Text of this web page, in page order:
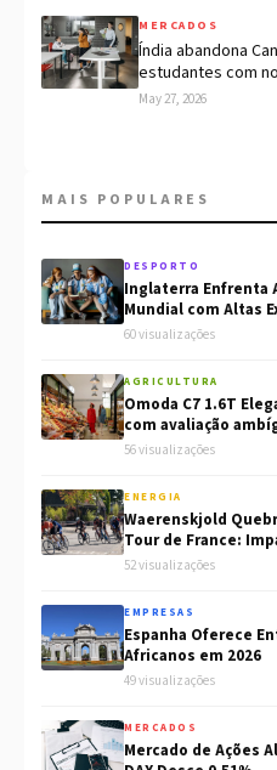
MERCADOS
Índia abandona
estudantes com
May 27, 2026
MAIS POPULARES
DESPORTO
Inglaterra Enfrenta
Mundial com Altas
60 visualizações
AGRICULTURA
Omoda C7 1.6T
com avaliação
56 visualizações
ENERGIA
Waerenskjold
Tour de France:
52 visualizações
EMPRESAS
Espanha Oferece
Africanos em 2026
49 visualizações
MERCADOS
Mercado de Ações